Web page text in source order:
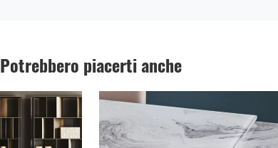
Potrebbero piacerti anche